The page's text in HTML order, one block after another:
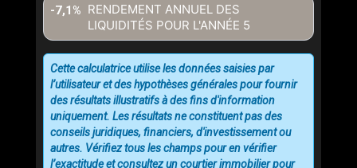
RENDEMENT ANNUEL DES
LIQUIDITÉS POUR L'ANNÉE 5
-7,1%
Cette calculatrice utilise les données saisies par
l’utilisateur et des hypothèses générales pour fournir
des résultats illustratifs à des fins d'information
uniquement. Les résultats ne constituent pas des
conseils juridiques, financiers, d'investissement ou
autres. Vérifiez tous les champs pour en vérifier
l’exactitude et consultez un courtier immobilier pour